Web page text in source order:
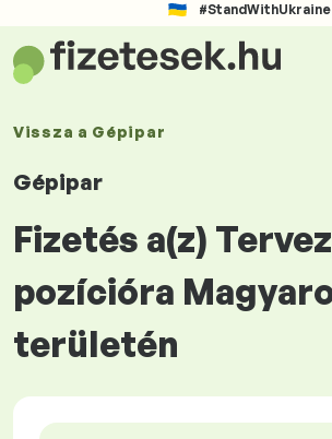
#StandWithUkraine
Vissza a Gépipar
Gépipar
Fizetés a(z)
pozícióra
területén